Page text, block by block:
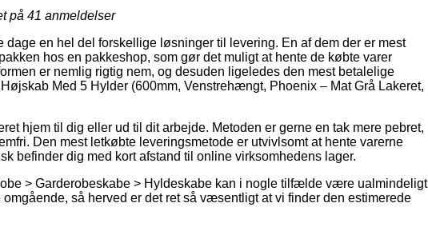
på 41 anmeldelser
dage en hel del forskellige løsninger til levering. En af dem der er mest
hos en pakkeshop, som gør det muligt at hente de købte varer
er nemlig rigtig nem, og desuden ligeledes den mest betalelige
Med 5 Hylder (600mm, Venstrehængt, Phoenix – Mat Grå Lakeret,
hjem til dig eller ud til dit arbejde. Metoden er gerne en tak mere pebret,
Den mest letkøbte leveringsmetode er utvivlsomt at hente varerne
befinder dig med kort afstand til online virksomhedens lager.
> Garderobeskabe > Hyldeskabe kan i nogle tilfælde være ualmindeligt
så herved er det ret så væsentligt at vi finder den estimerede